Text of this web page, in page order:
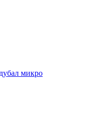
микро